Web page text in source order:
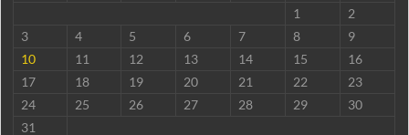
1
2
3
4 5 6 7 8
9
10
11 12 13 14 15
16
17
18 19 20 21 22
23
24
25 26 27 28 29
30
31